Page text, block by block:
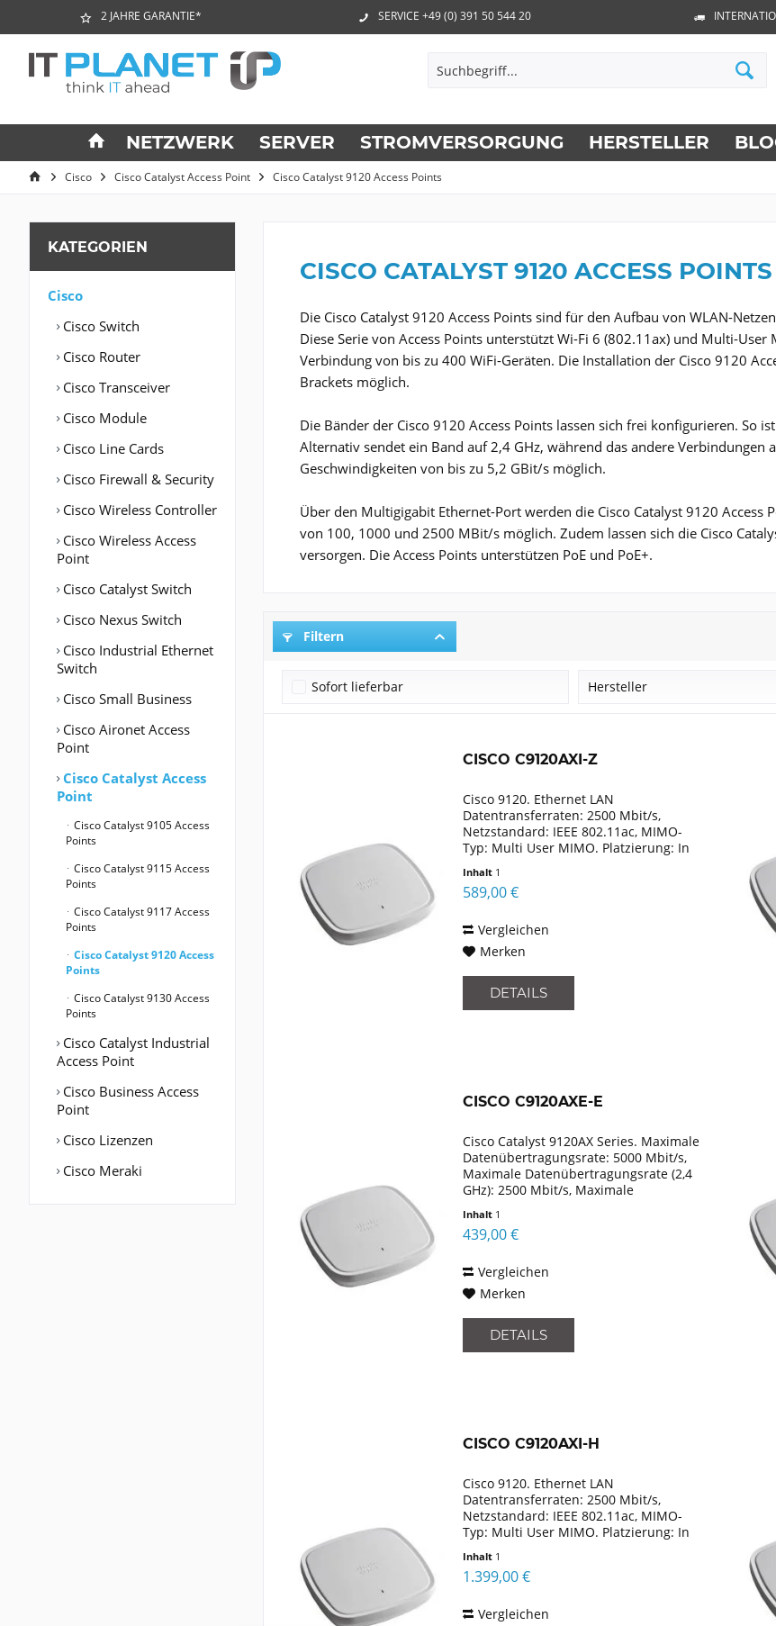
2 JAHRE GARANTIE* SERVICE +49 (0) 391 50 544 20
NETZWERK SERVER STROMVERSORGUNG HERSTELLER
Cisco Cisco Catalyst Access Point Cisco Catalyst 9120 Access Points
KATEGORIEN
Cisco
Cisco Switch
Cisco Router
Cisco Transceiver
Cisco Module
Cisco Line Cards
Cisco Firewall & Security
Cisco Wireless Controller
Cisco Wireless Access
Point
Cisco Catalyst Switch
Cisco Nexus Switch
Cisco Industrial Ethernet
Switch
Cisco Small Business
Cisco Aironet Access
Point
Cisco Catalyst Access
Point
Cisco Catalyst 9105 Access
Points
Cisco Catalyst 9115 Access
Points
Cisco Catalyst 9117 Access
Points
Cisco Catalyst 9120 Access
Points
Cisco Catalyst 9130 Access
Points
Cisco Catalyst Industrial
Access Point
Cisco Business Access
Point
Cisco Lizenzen
Cisco Meraki
CISCO CATALYST 9120 ACCESS POINTS
Die Cisco Catalyst 9120 Access Points sind für den Aufbau von WLAN-
Diese Serie von Access Points unterstützt Wi-Fi 6 (802.11ax) und Multi-
Verbindung von bis zu 400 WiFi-Geräten. Die Installation der Cisco 9120
Brackets möglich.
Die Bänder der Cisco 9120 Access Points lassen sich frei konfigurieren. So
Alternativ sendet ein Band auf 2,4 GHz, während das andere Verbindungen
Geschwindigkeiten von bis zu 5,2 GBit/s möglich.
Über den Multigigabit Ethernet-Port werden die Cisco Catalyst 9120
von 100, 1000 und 2500 MBit/s möglich. Zudem lassen sich die Cisco
versorgen. Die Access Points unterstützen PoE und PoE+.
Filtern
Sofort lieferbar Hersteller
CISCO C9120AXI-Z
Cisco 9120. Ethernet LAN
Datentransferraten: 2500 Mbit/s,
Netzstandard: IEEE 802.11ac, MIMO-
Typ: Multi User MIMO. Platzierung: In
Antennentyp: Intern. Breite: 216 mm,
Tiefe: 216 mm, Höhe: 43 mm. Anzahl...
Inhalt 1
589,00 €
Vergleichen
Merken
DETAILS
CISCO C9120AXE-E
Cisco Catalyst 9120AX Series. Maximale
Datenübertragungsrate: 5000 Mbit/s,
Maximale Datenübertragungsrate (2,4
GHz): 2500 Mbit/s, Maximale
Mbit/s. Unterstützte
Sicherheitsalgorithmen: AES, EAP,...
Inhalt 1
439,00 €
Vergleichen
Merken
DETAILS
CISCO C9120AXI-H
Cisco 9120. Ethernet LAN
Datentransferraten: 2500 Mbit/s,
Netzstandard: IEEE 802.11ac, MIMO-
Typ: Multi User MIMO. Platzierung: In
Antennentyp: Intern. Breite: 216 mm,
Tiefe: 216 mm, Höhe: 43 mm. Anzahl...
Inhalt 1
1.399,00 €
Vergleichen